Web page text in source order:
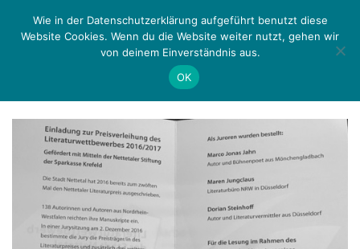
Zurück Menü
Wie in der Datenschutzerklärung aufgeführt benutzt diese
Website Cookies. Wenn du die Website weiter nutzt, gehen wir
von deinem Einverständnis aus.
OK